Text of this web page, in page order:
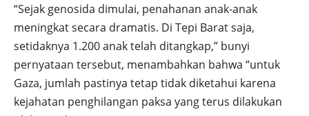
“Sejak genosida dimulai, penahanan anak-anak
meningkat secara dramatis. Di Tepi Barat saja,
setidaknya 1.200 anak telah ditangkap,” bunyi
pernyataan tersebut, menambahkan bahwa “untuk
Gaza, jumlah pastinya tetap tidak diketahui karena
kejahatan penghilangan paksa yang terus dilakukan